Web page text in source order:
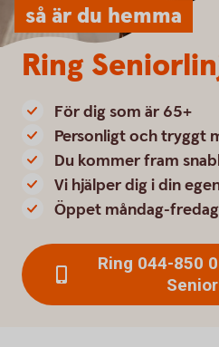
så är du hemma
Ring
För dig som är 65+
Personligt och tryggt
Du kommer fram
Vi hjälper dig i din
Öppet måndag-
Ring 044-850